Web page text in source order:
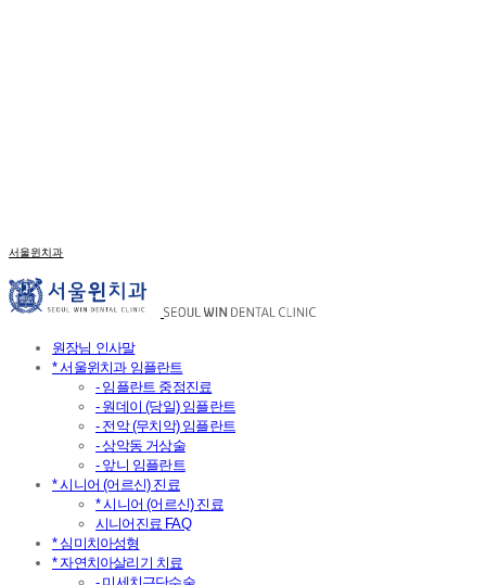
서울윈치과
원장님 인사말
* 서울윈치과 임플란트
- 임플란트 중점진료
- 원데이 (당일) 임플란트
- 전악 (무치악) 임플란트
- 상악동 거상술
- 앞니 임플란트
* 시니어 (어르신) 진료
* 시니어 (어르신) 진료
시니어진료 FAQ
* 심미치아성형
* 자연치아살리기 치료